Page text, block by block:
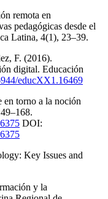
remota en
pedagógicas desde el
Latina, 4(1), 23–39.
F. (2016).
digital. Educación
educXX1.16469
en torno a la noción
DOI:
Key Issues and
y la